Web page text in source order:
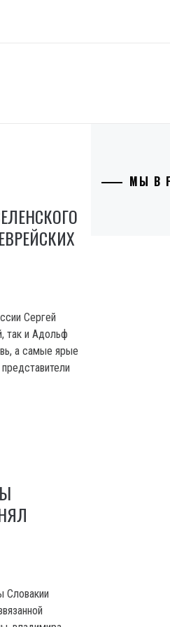
Сергей
так и Адольф
а самые ярые
Словакии
МЫ В